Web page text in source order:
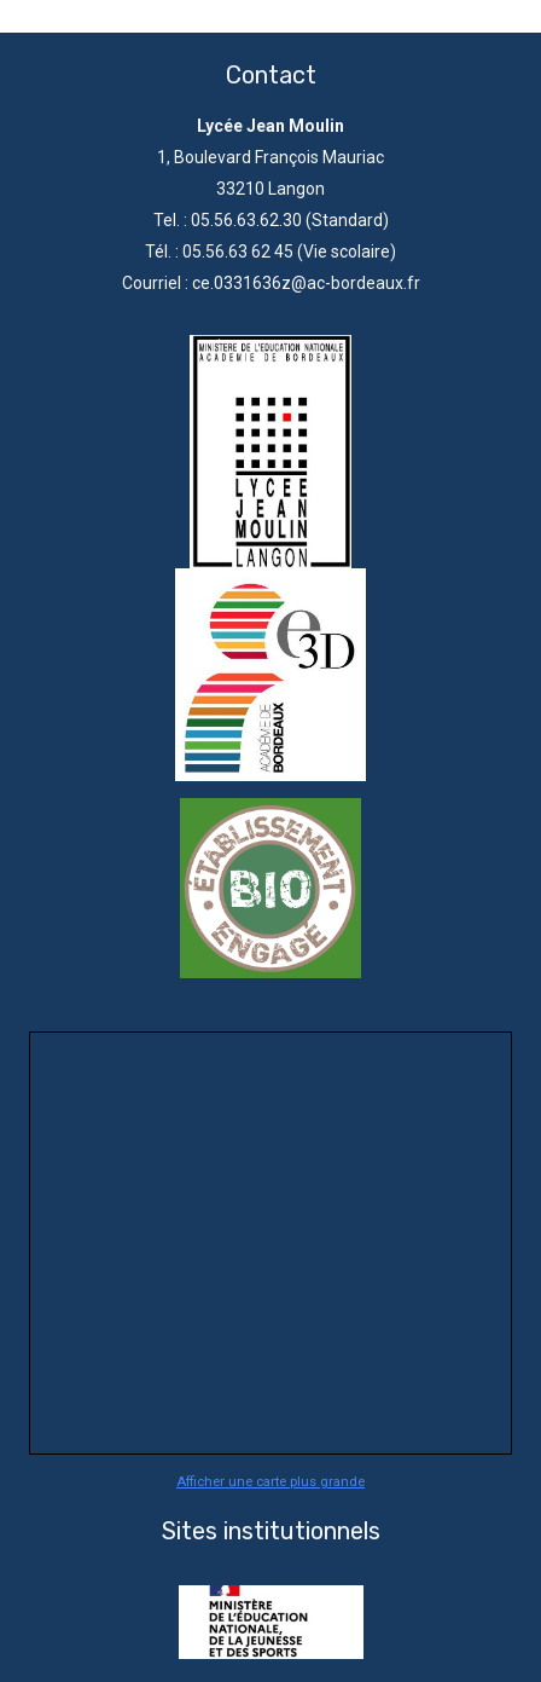
Contact
Lycée Jean Moulin
1, Boulevard François Mauriac
33210 Langon
Tel. : 05.56.63.62.30 (Standard)
Tél. : 05.56.63 62 45 (Vie scolaire)
Courriel : ce.0331636z@ac-bordeaux.fr
Afficher une carte plus grande
Sites institutionnels